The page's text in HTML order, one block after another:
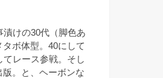
けの30代（脚色あ
ボ体型。40にして
レース参戦。そし
。と、ヘーボンな